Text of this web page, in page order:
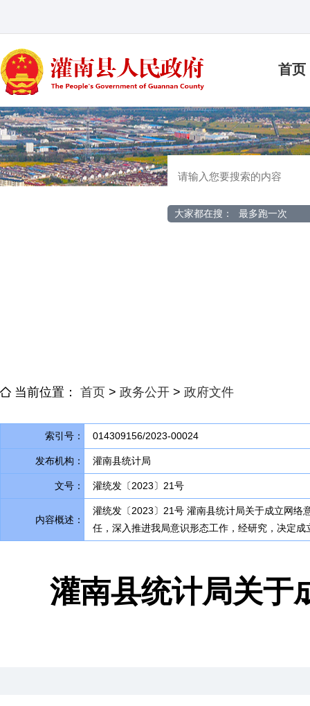
首页
大家都在搜： 最多跑一次
当前位置： 首页 > 政务公开 > 政府文件
索引号： 014309156/2023-00024
发布机构： 灌南县统计局
文号： 灌统发〔2023〕21号
内容概述：
灌统发〔2023〕21号 灌南县统计局关于成立网络
任，深入推进我局意识形态工作， 经研究，决定成
灌南县统计局关于